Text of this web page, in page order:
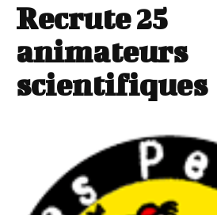
Recrute 25
animateurs
scientifiques